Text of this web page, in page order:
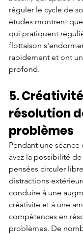
réguler le cycle de
études montrent
qui pratiquent
flottaison
rapidement et ont
profond.
5.
résolution
problèmes
Pendant une
avez la possibilité de
pensées circuler
distractions
conduire à une
créativité et à une
compétences en
problèmes. De